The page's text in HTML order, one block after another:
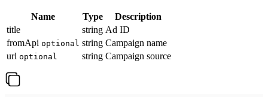
Name Type
Description
title
string Ad ID
fromApi optional string Campaign name
url optional string Campaign source